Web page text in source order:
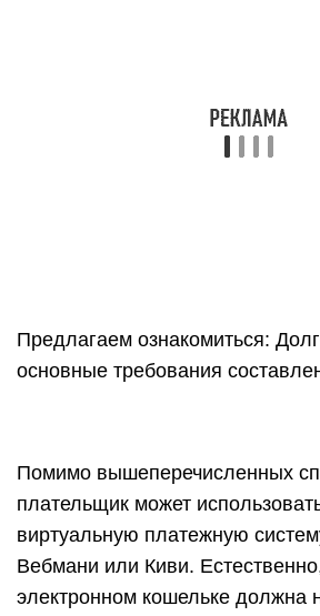
Предлагаем ознакомиться:
основные требования
Помимо вышеперечисленных
плательщик может
виртуальную платежную
Вебмани или Киви.
электронном кошельке должна